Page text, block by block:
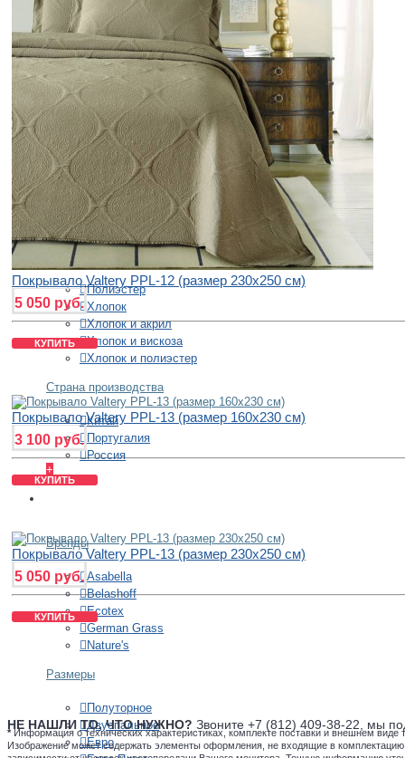
180х220 см
200х220 см
220х230 см
220х240 см
230х250 см
240х260 см
260х260 см
270х270 см
Ткани
Жаккард
Сатин
Софткоттон
Материалы
Полиэстер
Хлопок
Хлопок и акрил
Хлопок и вискоза
Хлопок и полиэстер
Страна производства
Китай
Португалия
Россия
+
Бренды
Asabella
Belashoff
Ecotex
German Grass
Nature's
Размеры
Полуторное
Двуспальное
Евро
Покрывало Valtery PPL-12 (размер 230х250 см)
5 050 руб.
КУПИТЬ
Покрывало Valtery PPL-13 (размер 160х230 см)
3 100 руб.
КУПИТЬ
Покрывало Valtery PPL-13 (размер 230х250 см)
5 050 руб.
КУПИТЬ
НЕ НАШЛИ ТО, ЧТО НУЖНО? Звоните +7 (812) 409-38-22, мы
* Информация о технических характеристиках, комплекте поставки и внешнем
Изображение может содержать элементы оформления, не входящие в